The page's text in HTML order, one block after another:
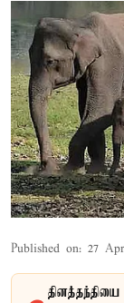
Published on: 27
தினத்தந்தியை